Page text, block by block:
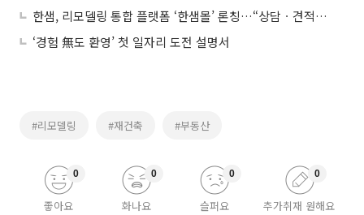
한샘, 리모델링 통합 플랫폼 ‘한샘몰’ 론칭…“상담ㆍ견적ㆍ계약을 모바일로”
‘경험 無도 환영’ 첫 일자리 도전 설명서
#리모델링 #재건축 #부동산
좋아요
0
화나요
0
슬퍼요
0
추가취재 원해요
0